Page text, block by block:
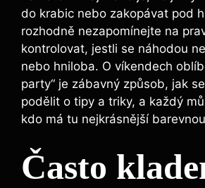
do krabic nebo zakopávat pod
rozhodně nezapomínejte na
kontrolovat, jestli se náhodou
nebo hniloba. O víkendech
party“ je zábavný způsob, jak
podělit o tipy a triky, a každý
kdo má tu nejkrásnější
Často